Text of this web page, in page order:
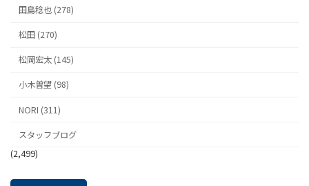
田島稔也 (278)
松田 (270)
松岡宏太 (145)
小木曽望 (98)
NORI (311)
スタッフブログ
(2,499)